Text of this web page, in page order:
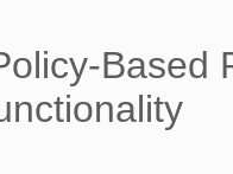
Based